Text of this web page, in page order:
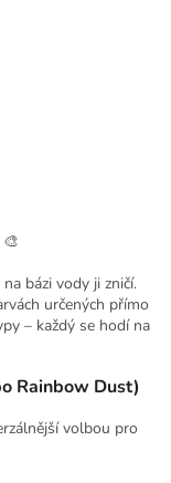
bázi vody ji zničí.
určených přímo
– každý se hodí na
Rainbow Dust)
volbou pro